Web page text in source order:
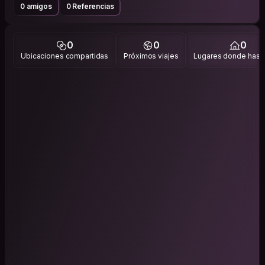
0 amigos 0 Referencias
0
Ubicaciones compartidas
0
Próximos viajes
0
Lugares donde has